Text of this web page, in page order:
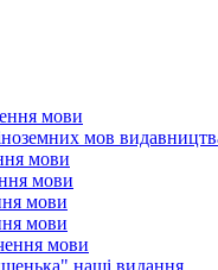
мови
мов
мови
мови
мови
мови
мови